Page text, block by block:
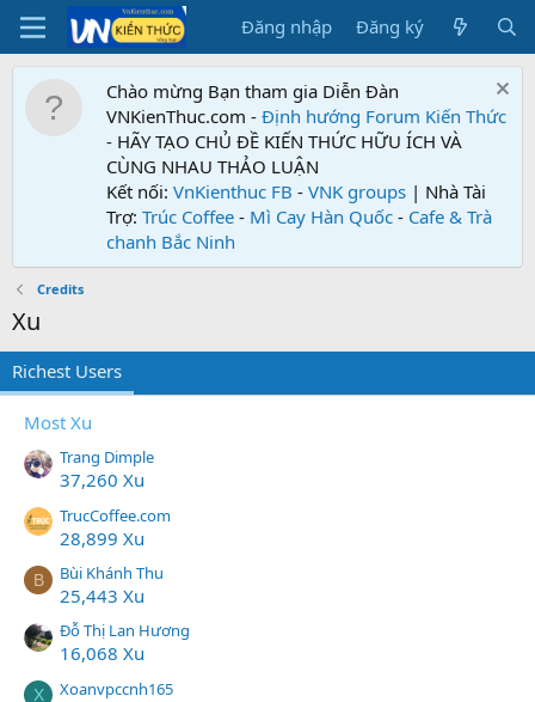
Đăng nhập Đăng ký
Chào mừng Bạn tham gia Diễn Đàn
VNKienThuc.com - Định hướng Forum Kiến Thức
- HÃY TẠO CHỦ ĐỀ KIẾN THỨC HỮU ÍCH VÀ
CÙNG NHAU THẢO LUẬN
Kết nối: VnKienthuc FB - VNK groups | Nhà Tài
Trợ: Trúc Coffee - Mì Cay Hàn Quốc - Cafe & Trà
chanh Bắc Ninh
Credits
Xu
Richest Users
Most Xu
Trang Dimple
37,260 Xu
TrucCoffee.com
28,899 Xu
B Bùi Khánh Thu
25,443 Xu
Đỗ Thị Lan Hương
16,068 Xu
X Xoanvpccnh165